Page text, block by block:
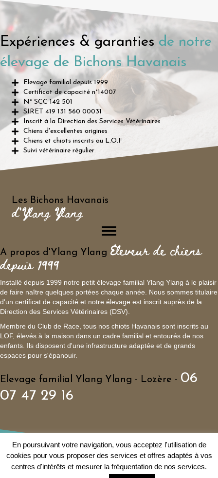
Expériences & garanties de notre
élevage de Bichons Havanais
Elevage familial depuis 1999
Certificat de capacité n°14007
N° SCC 142 501
SIRET 419 131 560 00031
Inscrit à la Direction des Services Vétérinaires
Chiens d'excellentes origines
Chiens et chiots inscrits au L.O.F
Suivi vétérinaire régulier
Les Bichons Havanais
d'Ylang Ylang
A propos d'Ylang Ylang Eleveur de chiens
depuis 1999
Installé depuis 1999 notre petit élevage familial Ylang Ylang à le plaisir
de faire naître quelques portées chaque année. Nous sommes titulaire
d'un certificat de capacité et notre élevage est inscrit auprès de la
Direction des Services Vétérinaires (DSV).
Membre du Club de Race, tous nos chiots Havanais sont inscrits au
LOF, élevés à la maison dans un cadre familial et entourés de nos
enfants. Ils disposent d'une infrastructure adaptée et de grands
espaces pour s'épanouir.
Elevage familial Ylang Ylang - Lozère - 06
07 47 29 16
© 1999 - Elevage familial de Bichon Havanais Ylang Ylang
En poursuivant votre navigation, vous acceptez l'utilisation de
cookies pour vous proposer des services et offres adaptés à vos
centres d'intérêts et mesurer la fréquentation de nos services.